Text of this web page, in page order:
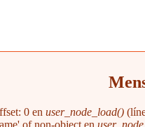
0 en user_node_load()
of non-object en